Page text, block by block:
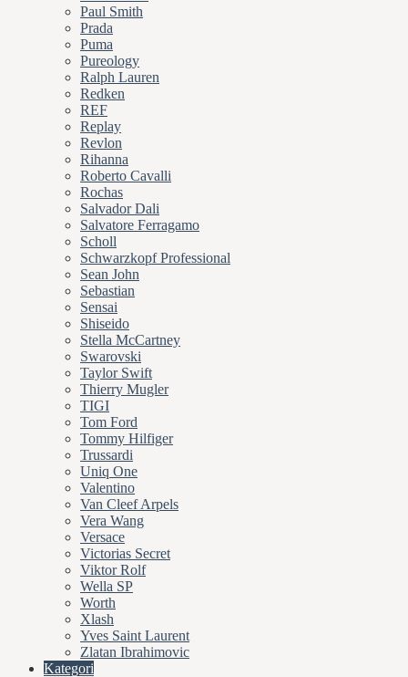
Paul Smith
Prada
Puma
Pureology
Ralph Lauren
Redken
REF
Replay
Revlon
Rihanna
Roberto Cavalli
Rochas
Salvador Dali
Salvatore Ferragamo
Scholl
Schwarzkopf Professional
Sean John
Sebastian
Sensai
Shiseido
Stella McCartney
Swarovski
Taylor Swift
Thierry Mugler
TIGI
Tom Ford
Tommy Hilfiger
Trussardi
Uniq One
Valentino
Van Cleef Arpels
Vera Wang
Versace
Victorias Secret
Viktor Rolf
Wella SP
Worth
Xlash
Yves Saint Laurent
Zlatan Ibrahimovic
Kategori